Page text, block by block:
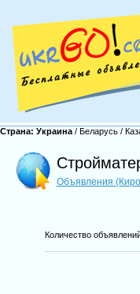
Страна: Украина / Беларусь /
Объявления
Количество